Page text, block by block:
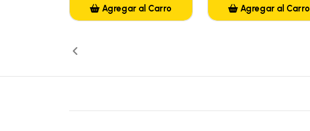
Agregar al Carro Agregar al Carro